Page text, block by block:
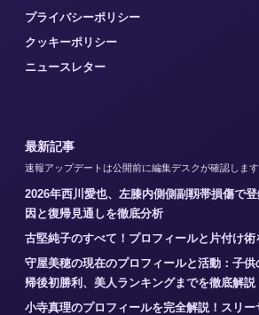
プライバシーポリシー
クッキーポリシー
ニュースレター
最新記事
速報アップデートは公開前に編集デスクが確認します
2026年西川愛也、左膝内側側副靱帯損傷で
因と復帰見通しを徹底分析
古堅純子のすべて！プロフィールと片付け術
守屋美穂の現在のプロフィールと活動：子
帰後初勝利、美人ランキングまでを徹底解説
小寺真理のプロフィールを完全解説！スリー